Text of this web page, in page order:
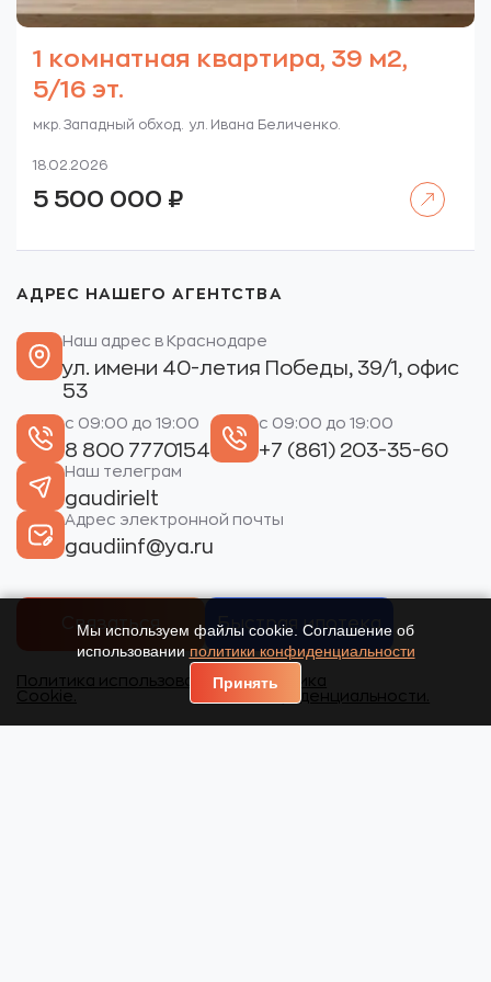
1 комнатная квартира, 39 м2,
5/16 эт.
мкр. Западный обход. ул. Ивана Беличенко.
18.02.2026
5 500 000 ₽
АДРЕС НАШЕГО АГЕНТСТВА
Наш адрес в Краснодаре
ул. имени 40-летия Победы, 39/1, офис
53
с 09:00 до 19:00
8 800 7770154
с 09:00 до 19:00
+7 (861) 203-35-60
Наш телеграм
gaudirielt
Адрес электронной почты
gaudiinf@ya.ru
Связаться Быстрая ипотека
Политика использования
Cookie.
Политика
конфиденциальности.
Мы используем файлы cookie. Соглашение об
использовании политики конфиденциальности
Принять